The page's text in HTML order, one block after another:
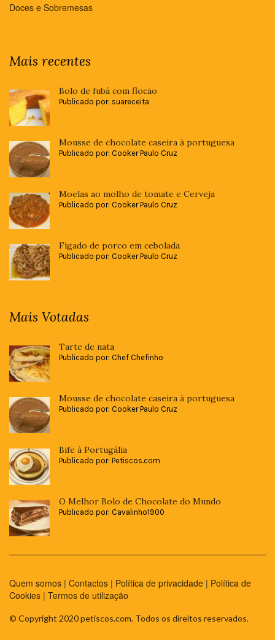
Doces e Sobremesas
Mais recentes
Bolo de fubá com flocão
Publicado por: suareceita
Mousse de chocolate caseira à portuguesa
Publicado por: Cooker Paulo Cruz
Moelas ao molho de tomate e Cerveja
Publicado por: Cooker Paulo Cruz
Fígado de porco em cebolada
Publicado por: Cooker Paulo Cruz
Mais Votadas
Tarte de nata
Publicado por: Chef Chefinho
Mousse de chocolate caseira à portuguesa
Publicado por: Cooker Paulo Cruz
Bife à Portugália
Publicado por: Petiscos.com
O Melhor Bolo de Chocolate do Mundo
Publicado por: Cavalinho1900
Quem somos | Contactos | Política de privacidade | Política de
Cookies | Termos de utilização
© Copyright 2020 petiscos.com. Todos os direitos reservados.